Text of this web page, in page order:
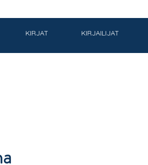
KIRJAT KIRJAILIJAT